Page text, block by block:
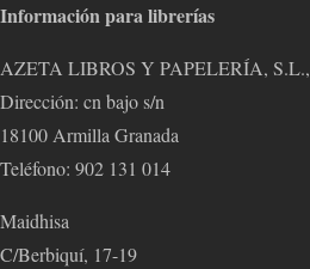
Información para librerías
AZETA LIBROS Y PAPELERÍA, S.L.,
Dirección: cn bajo s/n
18100 Armilla Granada
Teléfono: 902 131 014
Maidhisa
C/Berbiquí, 17-19